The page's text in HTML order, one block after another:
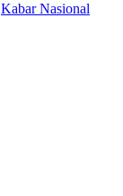
Kabar Nasional